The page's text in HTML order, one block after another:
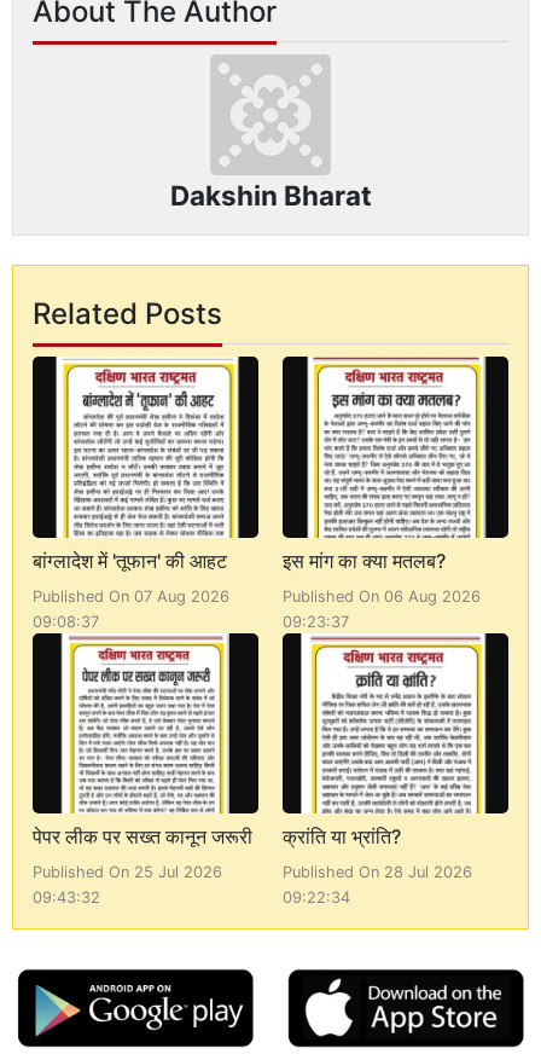
About The Author
Dakshin Bharat
Related Posts
बांग्लादेश में 'तूफान' की आहट
Published On 07 Aug 2026
09:08:37
इस मांग का क्या मतलब?
Published On 06 Aug 2026
09:23:37
पेपर लीक पर सख्त कानून जरूरी
Published On 25 Jul 2026
09:43:32
क्रांति या भ्रांति?
Published On 28 Jul 2026
09:22:34